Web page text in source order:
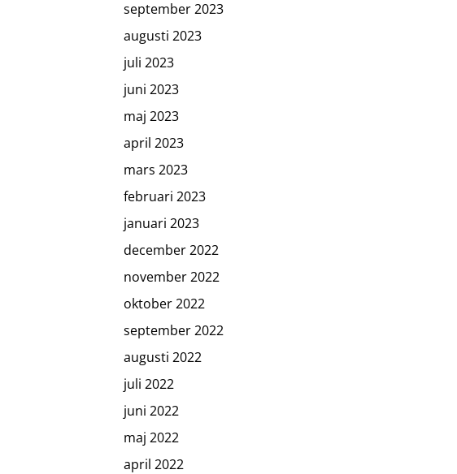
september 2023
augusti 2023
juli 2023
juni 2023
maj 2023
april 2023
mars 2023
februari 2023
januari 2023
december 2022
november 2022
oktober 2022
september 2022
augusti 2022
juli 2022
juni 2022
maj 2022
april 2022